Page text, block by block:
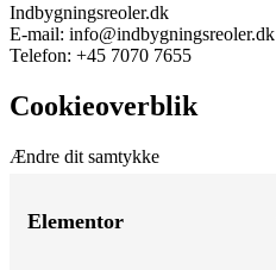
Indbygningsreoler.dk
E-mail: info@indbygningsreoler.dk
Telefon: +45 7070 7655
Cookieoverblik
Ændre dit samtykke
Elementor